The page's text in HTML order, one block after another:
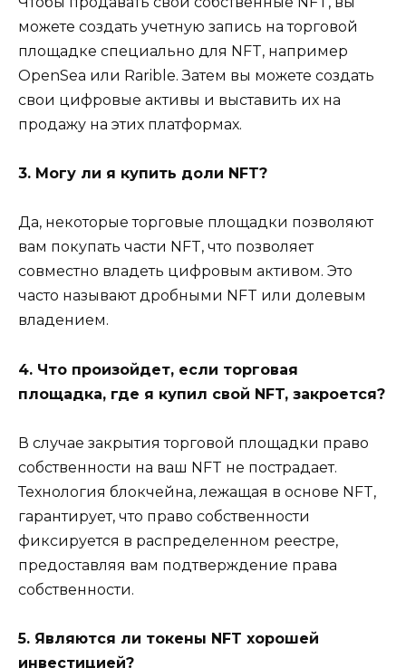
можете создать учетную запись на торговой
площадке специально для NFT, например
OpenSea или Rarible. Затем вы можете создать
свои цифровые активы и выставить их на
продажу на этих платформах.
3. Могу ли я купить доли NFT?
Да, некоторые торговые площадки позволяют
вам покупать части NFT, что позволяет
совместно владеть цифровым активом. Это
часто называют дробными NFT или долевым
владением.
4. Что произойдет, если торговая
площадка, где я купил свой NFT, закроется?
В случае закрытия торговой площадки право
собственности на ваш NFT не пострадает.
Технология блокчейна, лежащая в основе NFT,
гарантирует, что право собственности
фиксируется в распределенном реестре,
предоставляя вам подтверждение права
собственности.
5. Являются ли токены NFT хорошей
инвестицией?